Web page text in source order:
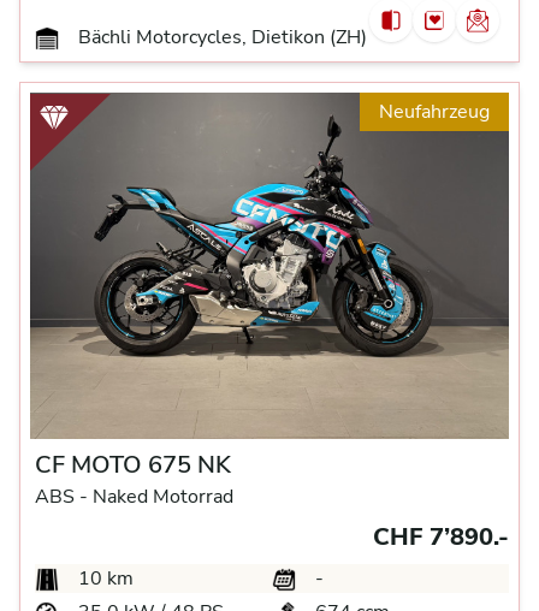
Bächli Motorcycles, Dietikon (ZH)
Neufahrzeug
CF MOTO 675 NK
ABS - Naked Motorrad
CHF 7’890.-
10 km
-